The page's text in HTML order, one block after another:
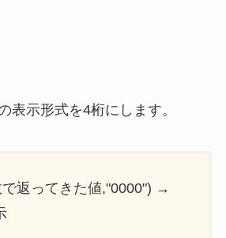
表示形式を4桁にします。
で返ってきた値,"0000") →